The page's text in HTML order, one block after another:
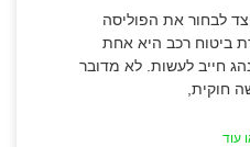
לבחור את הפוליסה
ביטוח רכב היא אחת
חייב לעשות. לא מדובר
חוקית,
עוד